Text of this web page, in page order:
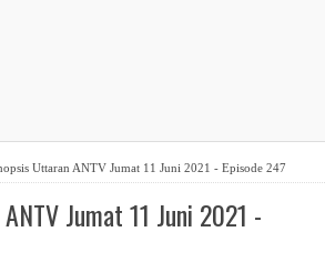
Uttaran ANTV Jumat 11 Juni 2021 - Episode 247
Jumat 11 Juni 2021 -